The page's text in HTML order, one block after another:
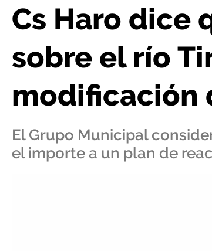
Cs Haro dice
sobre el río
modificación
El Grupo Municipal
el importe a un plan de